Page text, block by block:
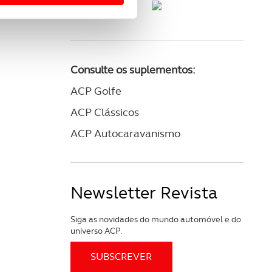
lhe proporcionar
sua experiência de
Consulte os suplementos:
ACP Golfe
ACP Clássicos
ACP Autocaravanismo
Newsletter Revista
Siga as novidades do mundo automóvel e do
universo ACP.